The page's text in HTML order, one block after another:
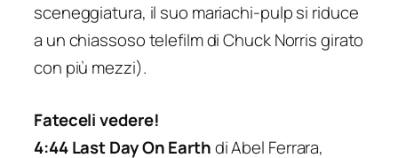
sceneggiatura, il suo mariachi-pulp si riduce
a un chiassoso telefilm di Chuck Norris girato
con più mezzi).
Fateceli vedere!
4:44 Last Day On Earthdi Abel Ferrara,